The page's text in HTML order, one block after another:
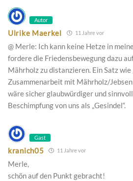
Autor
Ulrike Maerkel 11 Jahre vor
@ Merle: Ich kann keine Hetze in
fordere die Friedensbewegung dazu
Mährholz zu distanzieren. Ein Satz
Zusammenarbeit mit Mährholz/
wäre sicher glaubwürdiger und
Beschimpfung von uns als „Gesindel“.
Gast
kranich05 11 Jahre vor
Merle,
schön auf den Punkt gebracht!